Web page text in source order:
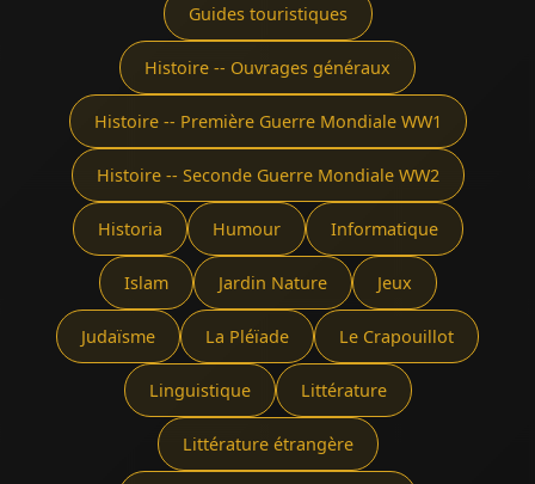
Guides touristiques
Histoire -- Ouvrages généraux
Histoire -- Première Guerre Mondiale WW1
Histoire -- Seconde Guerre Mondiale WW2
Historia Humour Informatique
Islam Jardin Nature Jeux
Judaïsme La Pléïade Le Crapouillot
Linguistique Littérature
Littérature étrangère